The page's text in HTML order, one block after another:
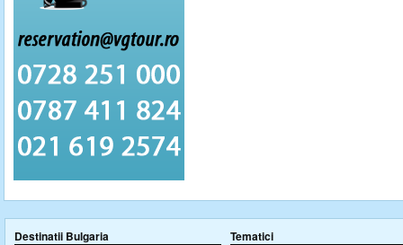
Destinatii Bulgaria Tematici